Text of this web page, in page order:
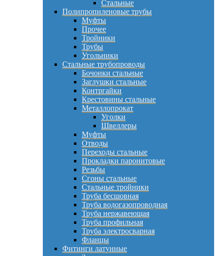
Стальные
Полипропиленовые трубы
Муфты
Прочее
Тройники
Трубы
Угольники
Стальные трубопроводы
Бочонки стальные
Заглушки стальные
Контргайки
Крестовины стальные
Металлопрокат
Уголки
Швеллеры
Муфты
Отводы
Переходы стальные
Прокладки паронитовые
Резьбы
Сгоны стальные
Стальные тройники
Труба бесшовная
Труба водогазопроводная
Труба нержавеющая
Труба профильная
Труба электросварная
Фланцы
Фитинги латунные